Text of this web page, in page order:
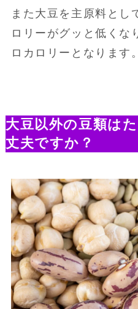
また大豆を主原料とし
ロリーがグッと低くな
ロカロリーとなります。
大豆以外の豆類は
丈夫ですか？